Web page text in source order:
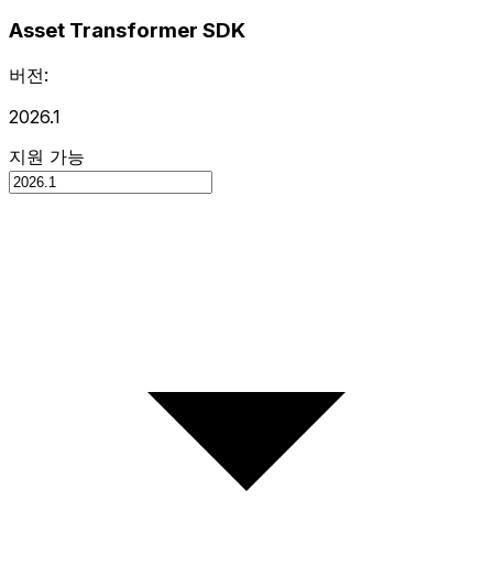
Asset Transformer SDK
버전:
2026.1
지원 가능